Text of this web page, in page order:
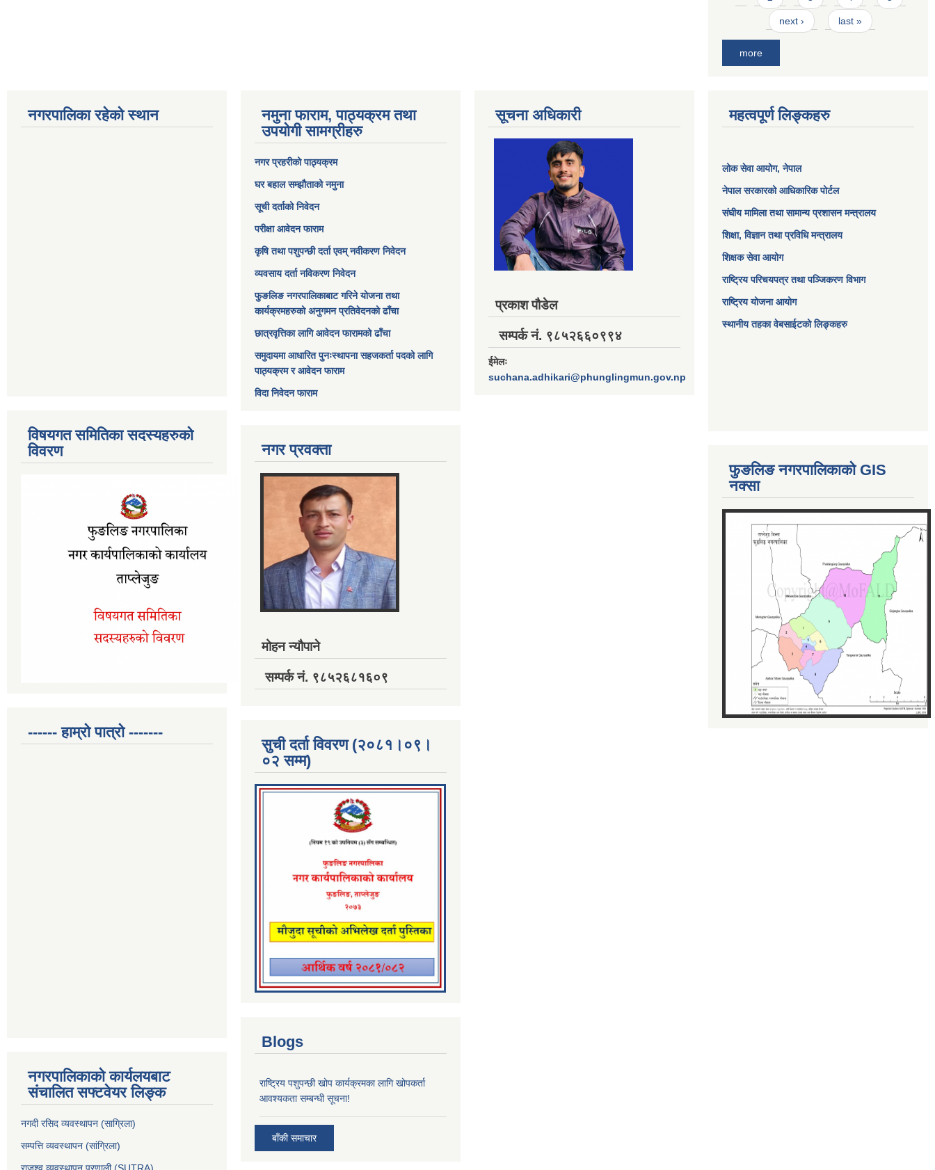
next › last »
more
नगरपालिका रहेको स्थान
विषयगत समितिका सदस्यहरुको
विवरण
------ हाम्रो पात्रो -------
नगरपालिकाको कार्यलयबाट
संचालित सफ्टवेयर लिङ्क
नगदी रसिद व्यवस्थापन (साग्रिला)
सम्पत्ति व्यवस्थापन (सांग्रिला)
नमुना फाराम, पाठ्यक्रम तथा
उपयोगी सामग्रीहरु
नगर प्रहरीको पाठ्यक्रम
घर बहाल सम्झौताको नमुना
सूची दर्ताको निवेदन
परीक्षा आवेदन फाराम
कृषि तथा पशुपन्छी दर्ता एवम् नवीकरण निवेदन
व्यवसाय दर्ता नविकरण निवेदन
फुङलिङ नगरपालिकाबाट गरिने योजना तथा
कार्यक्रमहरुको अनुगमन प्रतिवेदनको ढाँचा
छात्रवृत्तिका लागि आवेदन फारामको ढाँचा
समुदायमा आधारित पुनःस्थापना सहजकर्ता पदको लागि
पाठ्यक्रम र आवेदन फाराम
विदा निवेदन फाराम
नगर प्रवक्ता
मोहन न्यौपाने
सम्पर्क नं. ९८५२६८१६०९
सुची दर्ता विवरण (२०८१।०९।
०२ सम्म)
Blogs
राष्ट्रिय पशुपन्छी खोप कार्यक्रमका लागि खोपकर्ता
आवश्यकता सम्बन्धी सूचना!
बाँकी समाचार
सूचना अधिकारी
प्रकाश पौडेल
सम्पर्क नं. ९८५२६६०९९४
ईमेलः
suchana.adhikari@phunglingmun.gov.np
महत्वपूर्ण लिङ्कहरु
लोक सेवा आयोग, नेपाल
नेपाल सरकारको आधिकारिक पोर्टल
संघीय मामिला तथा सामान्य प्रशासन मन्त्रालय
शिक्षा, विज्ञान तथा प्रविधि मन्त्रालय
शिक्षक सेवा आयोग
राष्ट्रिय परिचयपत्र तथा पञ्जिकरण विभाग
राष्ट्रिय योजना आयोग
स्थानीय तहका वेबसाईटको लिङ्कहरु
फुङलिङ नगरपालिकाको GIS
नक्सा